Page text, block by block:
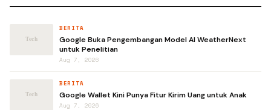
BERITA
Google Buka Pengembangan Model AI WeatherNext
untuk Penelitian
Aug 7, 2026
BERITA
Google Wallet Kini Punya Fitur Kirim Uang untuk Anak
Aug 7, 2026